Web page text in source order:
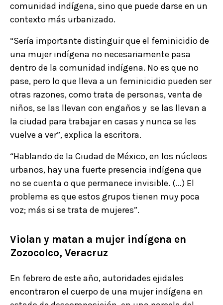
comunidad indígena, sino que puede darse en un
contexto más urbanizado.
“Sería importante distinguir que el feminicidio de
una mujer indígena no necesariamente pasa
dentro de la comunidad indígena. No es que no
pase, pero lo que lleva a un feminicidio pueden ser
otras razones, como trata de personas, venta de
niños, se las llevan con engaños y se las llevan a
la ciudad para trabajar en casas y nunca se les
vuelve a ver”, explica la escritora.
“Hablando de la Ciudad de México, en los núcleos
urbanos, hay una fuerte presencia indígena que
no se cuenta o que permanece invisible. (...) El
problema es que estos grupos tienen muy poca
voz; más si se trata de mujeres”.
Violan y matan a mujer indígena en
Zozocolco, Veracruz
En febrero de este año, autoridades ejidales
encontraron el cuerpo de una mujer indígena en